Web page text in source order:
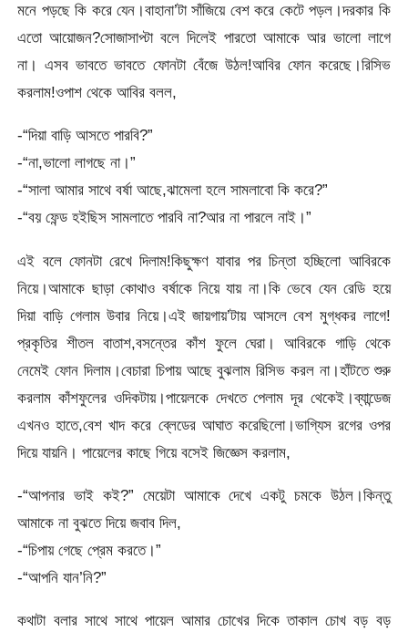
মনে পড়ছে কি করে যেন।বাহানা’টা সাঁজিয়ে বেশ করে কেটে পড়ল।দরকার কি
এতো আয়োজন?সোজাসাপ্টা বলে দিলেই পারতো আমাকে আর ভালো লাগে
না। এসব ভাবতে ভাবতে ফোনটা বেঁজে উঠল!আবির ফোন করেছে।রিসিভ
করলাম!ওপাশ থেকে আবির বলল,
-“দিয়া বাড়ি আসতে পারবি?”
-“না,ভালো লাগছে না।”
-“সালা আমার সাথে বর্ষা আছে,ঝামেলা হলে সামলাবো কি করে?”
-“বয় ফেন্ড হইছিস সামলাতে পারবি না?আর না পারলে নাই।”
এই বলে ফোনটা রেখে দিলাম!কিছুক্ষণ যাবার পর চিন্তা হচ্ছিলো আবিরকে
নিয়ে।আমাকে ছাড়া কোথাও বর্ষাকে নিয়ে যায় না।কি ভেবে যেন রেডি হয়ে
দিয়া বাড়ি গেলাম উবার নিয়ে।এই জায়গায়’টায় আসলে বেশ মুগ্ধকর লাগে!
প্রকৃতির শীতল বাতাশ,বসন্তের কাঁশ ফুলে ঘেরা। আবিরকে গাড়ি থেকে
নেমেই ফোন দিলাম।বেচারা চিপায় আছে বুঝলাম রিসিভ করল না।হাঁটতে শুরু
করলাম কাঁশফুলের ওদিকটায়।পায়েলকে দেখতে পেলাম দূর থেকেই।ব্যান্ডেজ
এখনও হাতে,বেশ খাদ করে ব্লেডের আঘাত করেছিলো।ভাগ্যিস রগের ওপর
দিয়ে যায়নি। পায়েলের কাছে গিয়ে বসেই জিজ্ঞেস করলাম,
-“আপনার ভাই কই?” মেয়েটা আমাকে দেখে একটু চমকে উঠল।কিন্তু
আমাকে না বুঝতে দিয়ে জবাব দিল,
-“চিপায় গেছে প্রেম করতে।”
-“আপনি যান’নি?”
কথাটা বলার সাথে সাথে পায়েল আমার চোখের দিকে তাকাল চোখ বড় বড়